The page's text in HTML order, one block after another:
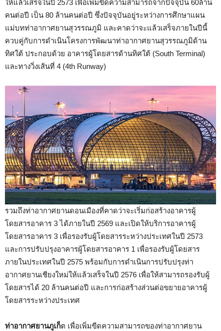
ให้แล้วเสร็จในปี 2573 เพื่อเพิ่มขีดความสามารถจากปัจจุบัน 60ล้าน
คนต่อปี เป็น 80 ล้านคนต่อปี ซึ่งปัจจุบันอยู่ระหว่างการศึกษาแผน
แม่บทท่าอากาศยานสุวรรณภูมิ และคาดว่าจะแล้วเสร็จภายในปีนี้
ควบคู่กับการดำเนินโครงการพัฒนาท่าอากาศยานสุวรรณภูมิด้าน
ทิศใต้ ประกอบด้วย อาคารผู้โดยสารด้านทิศใต้ (South Terminal)
และทางวิ่งเส้นที่ 4 (4th Runway)
รวมถึงท่าอากาศยานดอนเมืองที่คาดว่าจะเริ่มก่อสร้างอาคารผู้
โดยสารอาคาร 3 ได้ภายในปี 2569 และเปิดให้บริการอาคารผู้
โดยสารอาคาร 3 เพื่อรองรับผู้โดยสารระหว่างประเทศในปี 2573
และการปรับปรุงอาคารผู้โดยสารอาคาร 1 เพื่อรองรับผู้โดยสาร
ภายในประเทศในปี 2575 พร้อมกับการดำเนินการปรับปรุงท่า
อากาศยานเชียงใหม่ให้แล้วเสร็จในปี 2576 เพื่อให้สามารถรองรับผู้
โดยสารได้ 20 ล้านคนต่อปี และการก่อสร้างส่วนต่อขยายอาคารผู้
โดยสารระหว่างประเทศ
ท่าอากาศยานภูเก็ต เพื่อเพิ่มขีดความสามารถของท่าอากาศยาน